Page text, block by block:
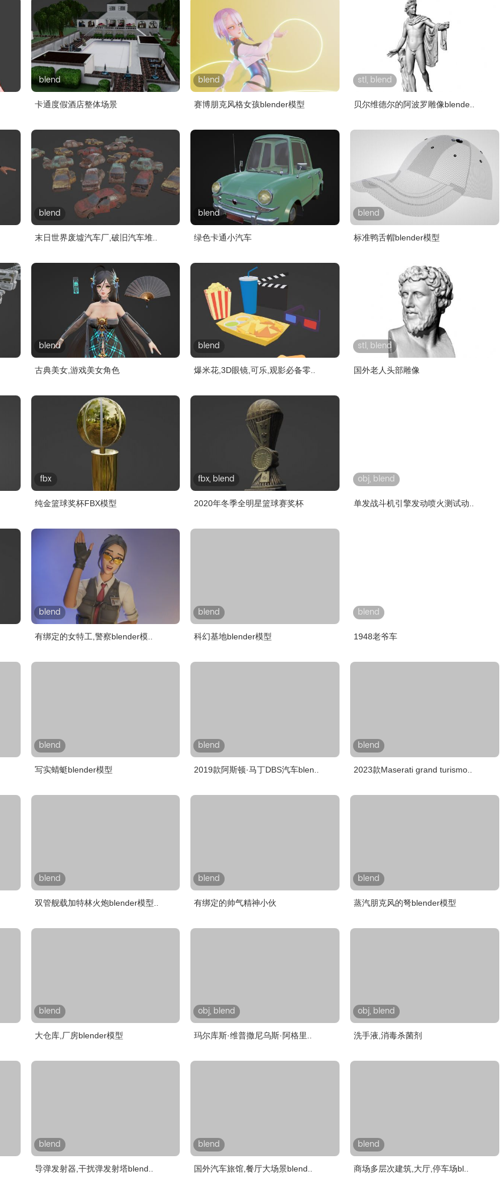
blend
卡通度假酒店整体场景
blend
赛博朋克风格女孩blender模型
stl, blend
贝尔维德尔的阿波罗雕像blende..
blend
末日世界废墟汽车厂,破旧汽车堆..
blend
绿色卡通小汽车
blend
标准鸭舌帽blender模型
blend
古典美女,游戏美女角色
blend
爆米花,3D眼镜,可乐,观影必备零..
stl, blend
国外老人头部雕像
fbx
纯金篮球奖杯FBX模型
fbx, blend
2020年冬季全明星篮球赛奖杯
obj, blend
单发战斗机引擎发动喷火测试动..
blend
有绑定的女特工,警察blender模..
blend
科幻基地blender模型
blend
1948老爷车
blend
写实蜻蜓blender模型
blend
2019款阿斯顿·马丁DBS汽车blen..
blend
2023款Maserati grand turismo..
blend
双管舰载加特林火炮blender模型..
blend
有绑定的帅气精神小伙
blend
蒸汽朋克风的弩blender模型
blend
大仓库,厂房blender模型
obj, blend
玛尔库斯·维普撒尼乌斯·阿格里..
obj, blend
洗手液,消毒杀菌剂
blend
导弹发射器,干扰弹发射塔blend..
blend
国外汽车旅馆,餐厅大场景blend..
blend
商场多层次建筑,大厅,停车场bl..